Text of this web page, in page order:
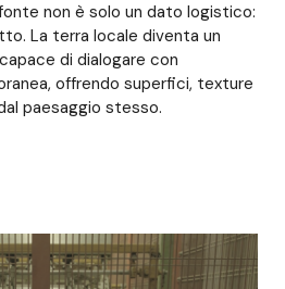
non è solo un dato logistico:
La terra locale diventa un
di dialogare con
offrendo superfici, texture
paesaggio stesso.